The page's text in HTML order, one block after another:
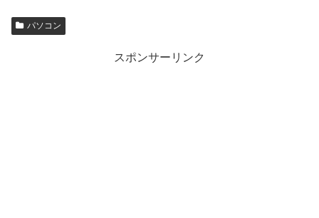
パソコン
スポンサーリンク